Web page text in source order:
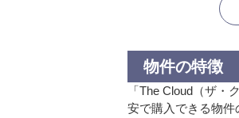
物件の特徴
「The Cloud（ザ
安で購入できる物